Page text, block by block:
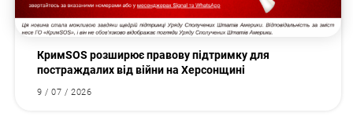
КримSOS розширює правову підтримку для
постраждалих від війни на Херсонщині
9 / 07 / 2026